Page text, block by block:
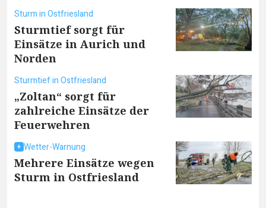
Sturm in Ostfriesland
Sturmtief sorgt für
Einsätze in Aurich und
Norden
Sturmtief in Ostfriesland
„Zoltan“ sorgt für
zahlreiche Einsätze der
Feuerwehren
Wetter-Warnung
Mehrere Einsätze wegen
Sturm in Ostfriesland